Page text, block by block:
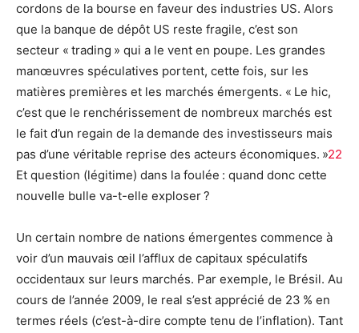
cordons de la bourse en faveur des industries US. Alors
que la banque de dépôt US reste fragile, c’est son
secteur « trading » qui a le vent en poupe. Les grandes
manœuvres spéculatives portent, cette fois, sur les
matières premières et les marchés émergents. « Le hic,
c’est que le renchérissement de nombreux marchés est
le fait d’un regain de la demande des investisseurs mais
pas d’une véritable reprise des acteurs économiques. »22
Et question (légitime) dans la foulée : quand donc cette
nouvelle bulle va-t-elle exploser ?
Un certain nombre de nations émergentes commence à
voir d’un mauvais œil l’afflux de capitaux spéculatifs
occidentaux sur leurs marchés. Par exemple, le Brésil. Au
cours de l’année 2009, le real s’est apprécié de 23 % en
termes réels (c’est-à-dire compte tenu de l’inflation). Tant